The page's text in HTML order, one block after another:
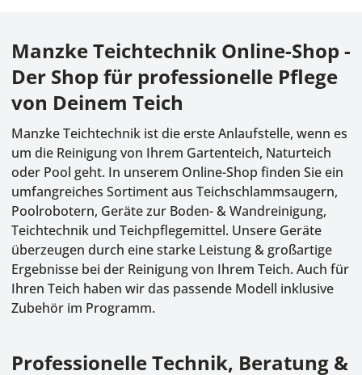
Manzke Teichtechnik Online-Shop -
Der Shop für professionelle Pflege
von Deinem Teich
Manzke Teichtechnik ist die erste Anlaufstelle, wenn es
um die Reinigung von Ihrem Gartenteich, Naturteich
oder Pool geht. In unserem Online-Shop finden Sie ein
umfangreiches Sortiment aus Teichschlammsaugern,
Poolrobotern, Geräte zur Boden- & Wandreinigung,
Teichtechnik und Teichpflegemittel. Unsere Geräte
überzeugen durch eine starke Leistung & großartige
Ergebnisse bei der Reinigung von Ihrem Teich. Auch für
Ihren Teich haben wir das passende Modell inklusive
Zubehör im Programm.
Professionelle Technik, Beratung &